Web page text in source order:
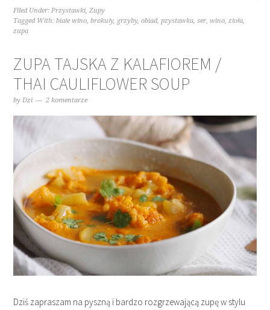
Filed Under:Przystawki,Zupy
Tagged With:białe wino,brokuły, grzyby,obiad,pzystawka,ser,wino,zioła,
zupa
ZUPA TAJSKA Z KALAFIOREM /
THAI CAULIFLOWER SOUP
byDzi 2 komentarze
Dziś zapraszam na pyszną i bardzo rozgrzewającą zupę w stylu